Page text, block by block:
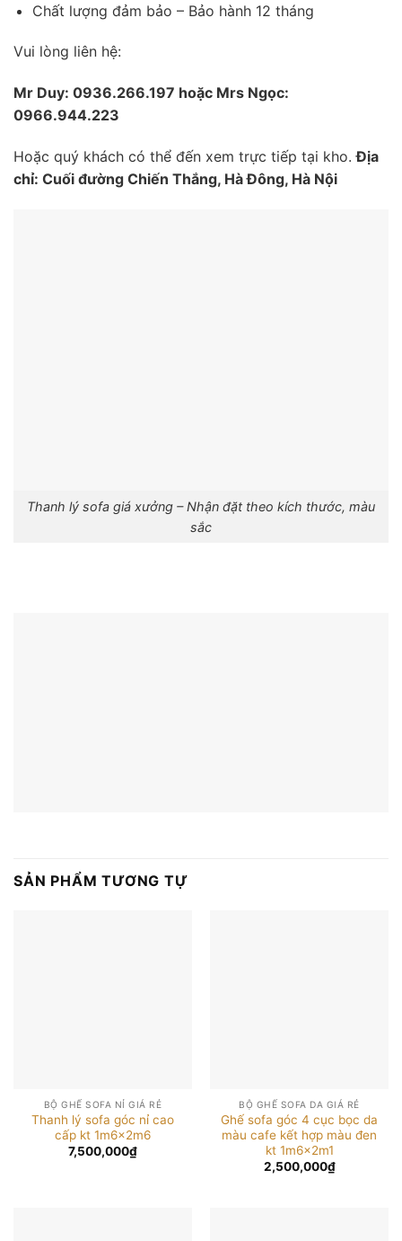
Chất lượng đảm bảo – Bảo hành 12 tháng
Vui lòng liên hệ:
Mr Duy: 0936.266.197 hoặc Mrs Ngọc:
0966.944.223
Hoặc quý khách có thể đến xem trực tiếp tại kho.Địa
chỉ: Cuối đường Chiến Thắng, Hà Đông, Hà Nội
Thanh lý sofa giá xưởng – Nhận đặt theo kích thước, màu
sắc
SẢN PHẨM TƯƠNG TỰ
BỘ GHẾ SOFA NỈ GIÁ RẺ
Thanh lý sofa góc nỉ cao
cấp kt 1m6x2m6
7,500,000₫
BỘ GHẾ SOFA DA GIÁ RẺ
Ghế sofa góc 4 cục bọc da
màu cafe kết hợp màu đen
kt 1m6x2m1
2,500,000₫